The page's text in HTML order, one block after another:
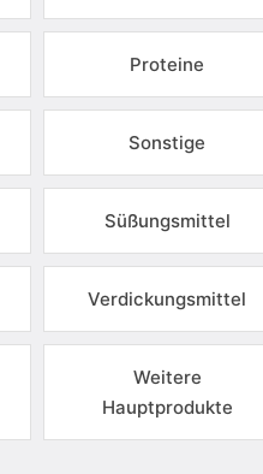
Proteine
Sonstige
Süßungsmittel
Verdickungsmittel
Weitere
Hauptprodukte